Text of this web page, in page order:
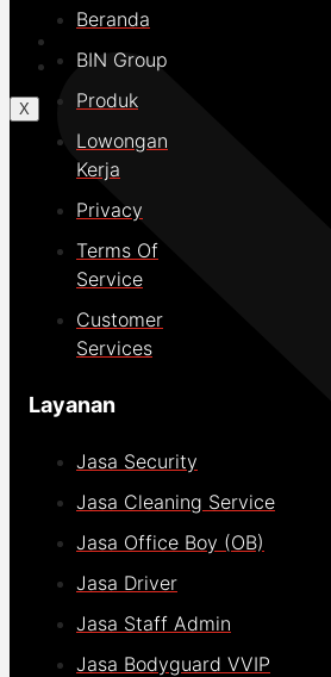
Hubungi Kami
X
Beranda
BIN Group
Produk
Lowongan
Kerja
Privacy
Terms Of
Service
Customer
Services
Layanan
Jasa Security
Jasa Cleaning Service
Jasa Office Boy (OB)
Jasa Driver
Jasa Staff Admin
Jasa Bodyguard VVIP